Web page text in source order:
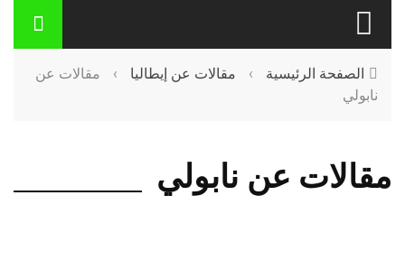
الصفحة الرئيسية › مقالات عن إيطاليا ›
مقالات عن
نابولي
مقالات عن نابولي